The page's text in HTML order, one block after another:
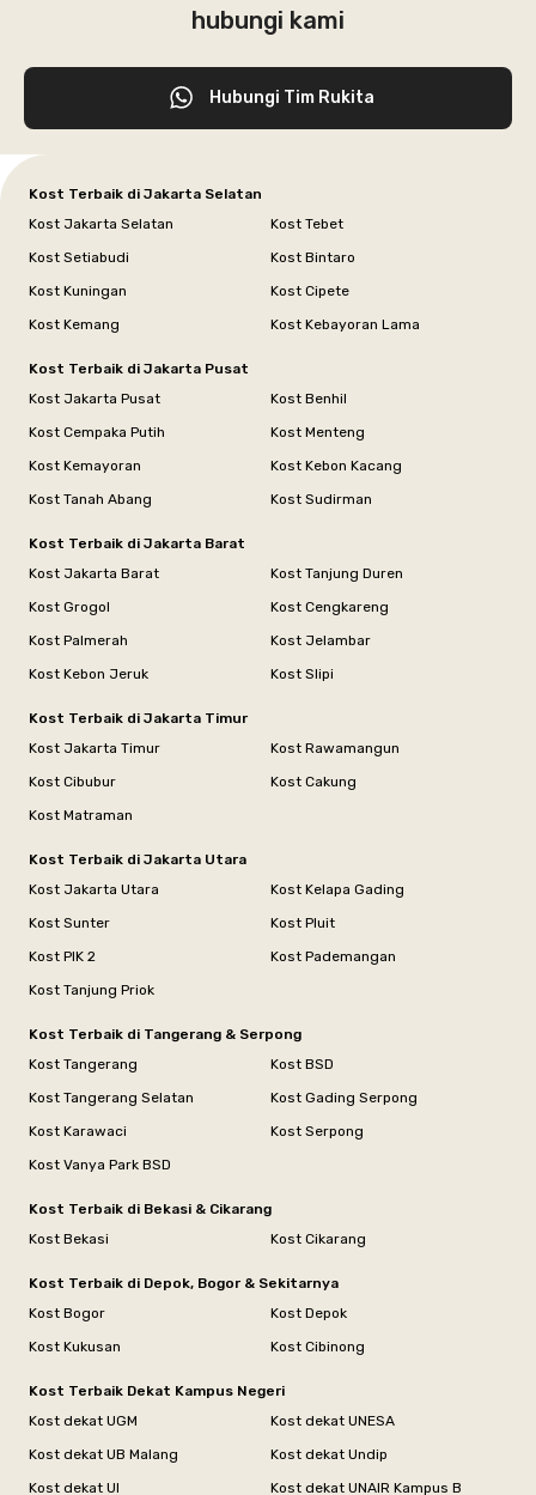
hubungi kami
Hubungi Tim Rukita
Kost Terbaik di Jakarta Selatan
Kost Jakarta Selatan
Kost Tebet
Kost Setiabudi
Kost Bintaro
Kost Kuningan
Kost Cipete
Kost Kemang
Kost Kebayoran Lama
Kost Terbaik di Jakarta Pusat
Kost Jakarta Pusat
Kost Benhil
Kost Cempaka Putih
Kost Menteng
Kost Kemayoran
Kost Kebon Kacang
Kost Tanah Abang
Kost Sudirman
Kost Terbaik di Jakarta Barat
Kost Jakarta Barat
Kost Tanjung Duren
Kost Grogol
Kost Cengkareng
Kost Palmerah
Kost Jelambar
Kost Kebon Jeruk
Kost Slipi
Kost Terbaik di Jakarta Timur
Kost Jakarta Timur
Kost Rawamangun
Kost Cibubur
Kost Cakung
Kost Matraman
Kost Terbaik di Jakarta Utara
Kost Jakarta Utara
Kost Kelapa Gading
Kost Sunter
Kost Pluit
Kost PIK 2
Kost Pademangan
Kost Tanjung Priok
Kost Terbaik di Tangerang & Serpong
Kost Tangerang
Kost BSD
Kost Tangerang Selatan
Kost Gading Serpong
Kost Karawaci
Kost Serpong
Kost Vanya Park BSD
Kost Terbaik di Bekasi & Cikarang
Kost Bekasi
Kost Cikarang
Kost Terbaik di Depok, Bogor & Sekitarnya
Kost Bogor
Kost Depok
Kost Kukusan
Kost Cibinong
Kost Terbaik Dekat Kampus Negeri
Kost dekat UGM
Kost dekat UNESA
Kost dekat UB Malang
Kost dekat Undip
Kost dekat UI
Kost dekat UNAIR Kampus B